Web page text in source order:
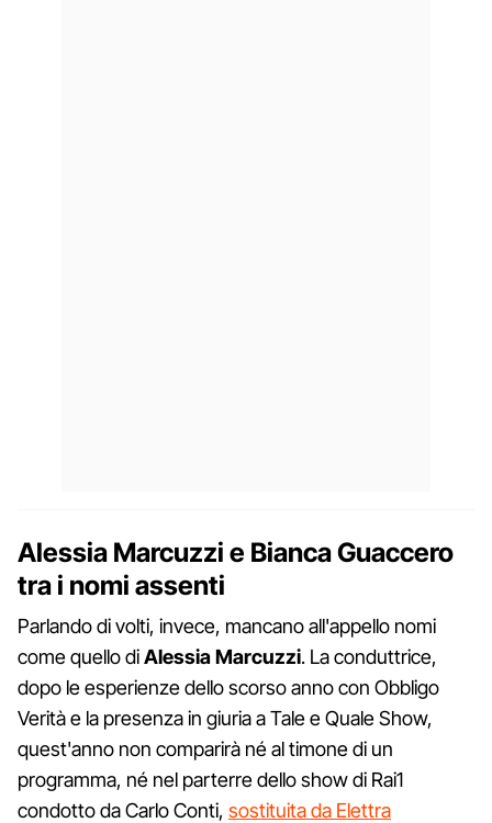
Alessia Marcuzzi e Bianca Guaccero
tra i nomi assenti
Parlando di volti, invece, mancano all'appello nomi
come quello diAlessia Marcuzzi. La conduttrice,
dopo le esperienze dello scorso anno con Obbligo
Verità e la presenza in giuria a Tale e Quale Show,
quest'anno non comparirà né al timone di un
programma, né nel parterre dello show di Rai1
condotto da Carlo Conti, sostituita da Elettra